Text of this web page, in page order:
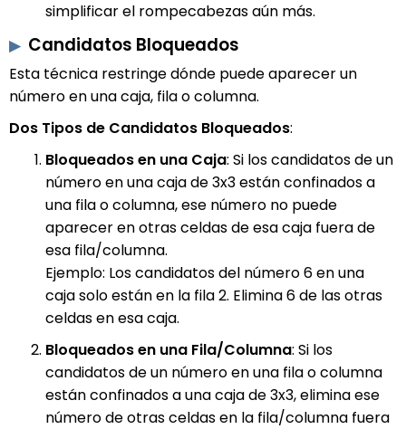
simplificar el rompecabezas aún más.
Candidatos Bloqueados
Esta técnica restringe dónde puede aparecer un
número en una caja, fila o columna.
Dos Tipos de Candidatos Bloqueados:
Bloqueados en una Caja: Si los candidatos de un
número en una caja de 3x3 están confinados a
una fila o columna, ese número no puede
aparecer en otras celdas de esa caja fuera de
esa fila/columna.
Ejemplo: Los candidatos del número 6 en una
caja solo están en la fila 2. Elimina 6 de las otras
celdas en esa caja.
Bloqueados en una Fila/Columna: Si los
candidatos de un número en una fila o columna
están confinados a una caja de 3x3, elimina ese
número de otras celdas en la fila/columna fuera